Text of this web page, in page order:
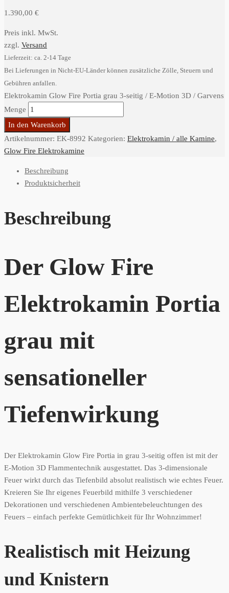
1.390,00 €
Preis inkl. MwSt.
zzgl. Versand
Lieferzeit: ca. 2-14 Tage
Bei Lieferungen in Nicht-EU-Länder können zusätzliche Zölle, Steuern und
Gebühren anfallen.
Elektrokamin Glow Fire Portia grau 3-seitig / E-Motion 3D / Garvens
Menge
In den Warenkorb
Artikelnummer: EK-8992 Kategorien: Elektrokamin / alle Kamine,
Glow Fire Elektrokamine
Beschreibung
Produktsicherheit
Beschreibung
Der Glow Fire
Elektrokamin Portia
grau mit
sensationeller
Tiefenwirkung
Der Elektrokamin Glow Fire Portia in grau 3-seitig offen ist mit der
E-Motion 3D Flammentechnik ausgestattet. Das 3-dimensionale
Feuer wirkt durch das Tiefenbild absolut realistisch wie echtes Feuer.
Kreieren Sie Ihr eigenes Feuerbild mithilfe 3 verschiedener
Dekorationen und verschiedenen Ambientebeleuchtungen des
Feuers – einfach perfekte Gemütlichkeit für Ihr Wohnzimmer!
Realistisch mit Heizung
und Knistern